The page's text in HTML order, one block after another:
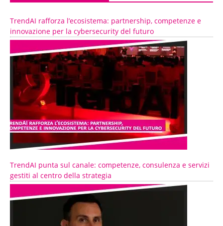
TrendAI rafforza l’ecosistema: partnership, competenze e
innovazione per la cybersecurity del futuro
TrendAI punta sul canale: competenze, consulenza e servizi
gestiti al centro della strategia